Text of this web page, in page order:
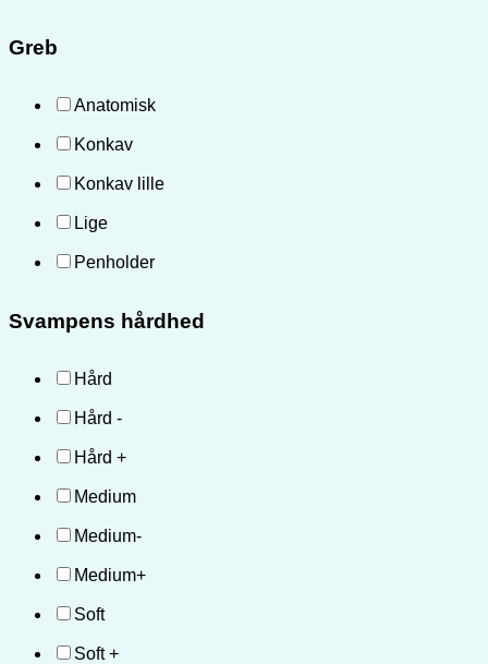
Greb
Anatomisk
Konkav
Konkav lille
Lige
Penholder
Svampens hårdhed
Hård
Hård -
Hård +
Medium
Medium-
Medium+
Soft
Soft +